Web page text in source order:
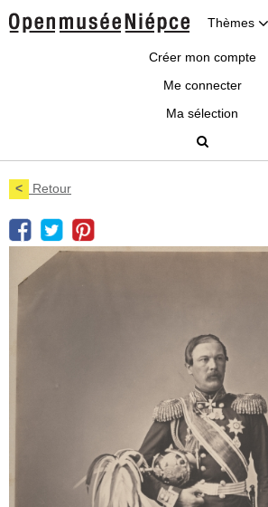
Thèmes
Créer mon compte
Me connecter
Ma sélection
< Retour